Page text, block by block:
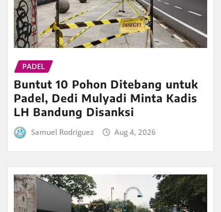
PADEL
Buntut 10 Pohon Ditebang untuk
Padel, Dedi Mulyadi Minta Kadis
LH Bandung Disanksi
Samuel Rodriguez Aug 4, 2026